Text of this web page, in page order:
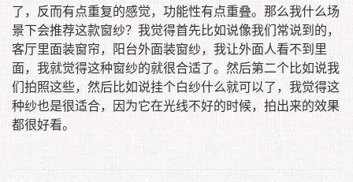
了，反而有点重复的感觉，功能性有点重叠。那么我什么场
景下会推荐这款窗纱？我觉得首先比如说像我们常说到的，
客厅里面装窗帘，阳台外面装窗纱，我让外面人看不到里
面，我就觉得这种窗纱的就很合适了。然后第二个比如说我
们拍照这些，然后比如说挂个白纱什么就可以了，我觉得这
种纱也是很适合，因为它在光线不好的时候，拍出来的效果
都很好看。